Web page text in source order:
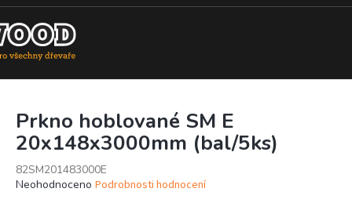
Prkno hoblované SM E
20x148x3000mm (bal/5ks)
82SM201483000E
Průměrné
Neohodnoceno Podrobnosti hodnocení